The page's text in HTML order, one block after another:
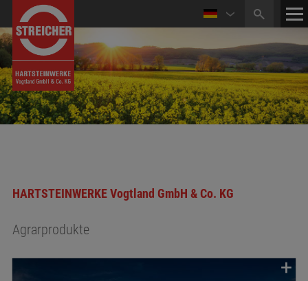
NEWS
ÖFFNUNGSZEITEN
HARTSTEINWERKE Vogtland GmbH & Co. KG
Agrarprodukte